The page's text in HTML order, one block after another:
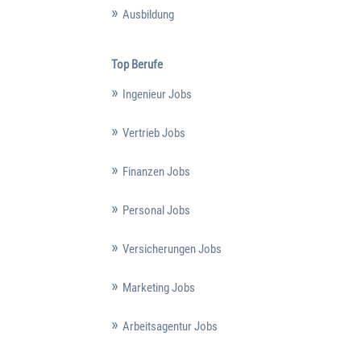
Ausbildung
Top Berufe
Ingenieur Jobs
Vertrieb Jobs
Finanzen Jobs
Personal Jobs
Versicherungen Jobs
Marketing Jobs
Arbeitsagentur Jobs